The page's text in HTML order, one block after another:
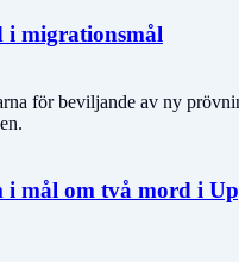
i migrationsmål
för beviljande av ny
i mål om två mord i